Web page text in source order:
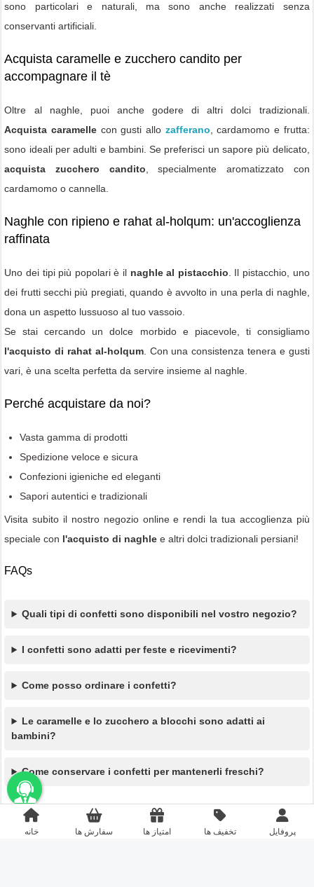
sono particolari e naturali, ma sono anche realizzati senza
conservanti artificiali.
Acquista caramelle e zucchero candito per
accompagnare il tè
Oltre al naghle, puoi anche godere di altri dolci tradizionali.
Acquista caramelle con gusti allo zafferano , cardamomo e frutta:
sono ideali per adulti e bambini. Se preferisci un sapore più delicato,
acquista zucchero candito , specialmente aromatizzato con
cardamomo o cannella.
Naghle con ripieno e rahat al-holqum: un'accoglienza
raffinata
Uno dei tipi più popolari è il naghle al pistacchio . Il pistacchio, uno
dei frutti secchi più pregiati, quando è avvolto in una perla di naghle,
dona un aspetto lussuoso al tuo vassoio.
Se stai cercando un dolce morbido e piacevole, ti consigliamo
l'acquisto di rahat al-holqum. Con una consistenza tenera e gusti
vari, è una scelta perfetta da servire insieme al naghle.
Perché acquistare da noi?
Vasta gamma di prodotti
Spedizione veloce e sicura
Confezioni igieniche ed eleganti
Sapori autentici e tradizionali
Visita subito il nostro negozio online e rendi la tua accoglienza più
speciale con l'acquisto di naghle e altri dolci tradizionali persiani!
FAQs
Quali tipi di confetti sono disponibili nel vostro negozio?
I confetti sono adatti per feste e ricevimenti?
Come posso ordinare i confetti?
Le caramelle e lo zucchero a blocchi sono adatti ai
bambini?
Come conservare i confetti per mantenerli freschi?
خانه سفارش ها امتیاز ها تخفیف ها پروفایل
unbama